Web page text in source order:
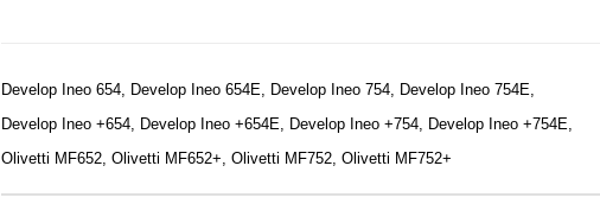
Develop Ineo 654, Develop Ineo 654E, Develop Ineo 754, Develop Ineo 754E,
Develop Ineo +654, Develop Ineo +654E, Develop Ineo +754, Develop Ineo +754E,
Olivetti MF652, Olivetti MF652+, Olivetti MF752, Olivetti MF752+